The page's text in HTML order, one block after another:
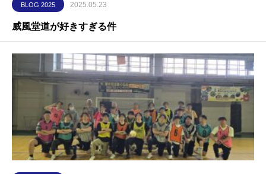
BLOG 2025 2025.05.23
威風堂道が好きすぎる件